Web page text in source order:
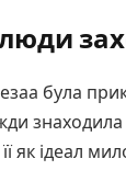
була
знаходила
як ідеал